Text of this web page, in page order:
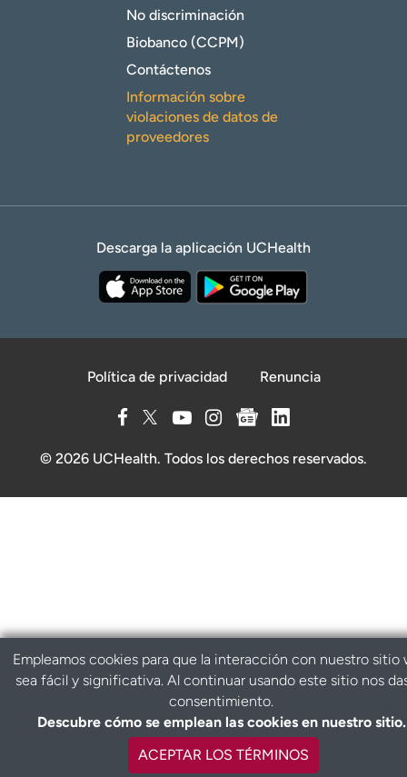
No discriminación
Biobanco (CCPM)
Contáctenos
Información sobre
violaciones de datos de
proveedores
Descarga la aplicación UCHealth
Política de privacidad Renuncia
© 2026 UCHealth. Todos los derechos reservados.
Empleamos cookies para que la interacción con nuestro sitio
sea fácil y significativa. Al continuar usando este sitio nos
consentimiento.
Descubre cómo se emplean las cookies en nuestro sitio.
ACEPTAR LOS TÉRMINOS